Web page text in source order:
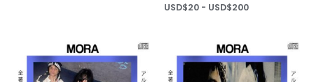
USD$200
USD$20 - USD$200Rango
USD$20
hasta
USD$200